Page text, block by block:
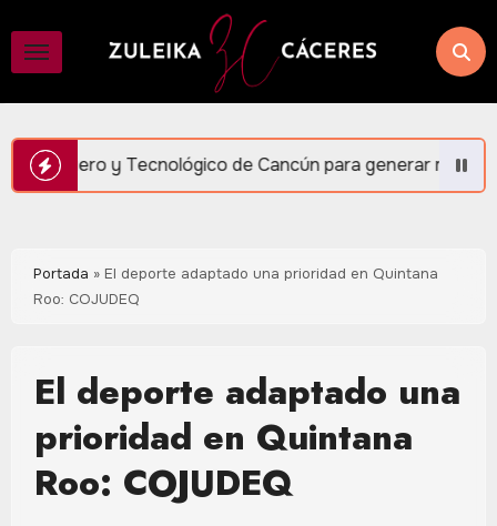
contenido
Cancún para generar más empleo y bienestar: Mara
Portada » El deporte adaptado una prioridad en Quintana
Roo: COJUDEQ
El deporte adaptado una
prioridad en Quintana
Roo: COJUDEQ